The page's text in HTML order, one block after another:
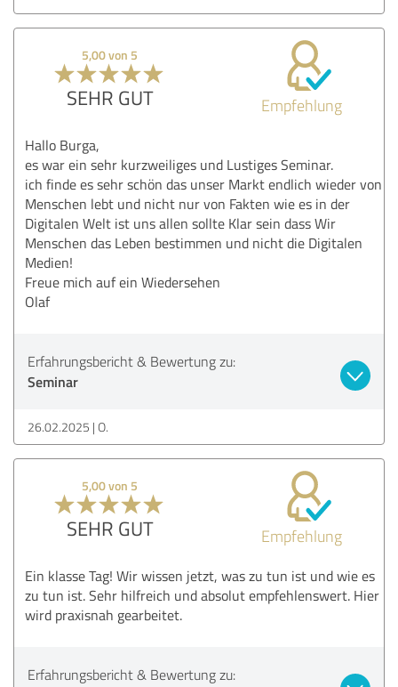
5,00 von 5
SEHR GUT Empfehlung
Hallo Burga,
es war ein sehr kurzweiliges und Lustiges Seminar.
ich finde es sehr schön das unser Markt endlich wieder von
Menschen lebt und nicht nur von Fakten wie es in der
Digitalen Welt ist uns allen sollte Klar sein dass Wir
Menschen das Leben bestimmen und nicht die Digitalen
Medien!
Freue mich auf ein Wiedersehen
Olaf
Erfahrungsbericht & Bewertung zu:
Seminar
26.02.2025 O.
5,00 von 5
SEHR GUT Empfehlung
Ein klasse Tag! Wir wissen jetzt, was zu tun ist und wie es
zu tun ist. Sehr hilfreich und absolut empfehlenswert. Hier
wird praxisnah gearbeitet.
Erfahrungsbericht & Bewertung zu: